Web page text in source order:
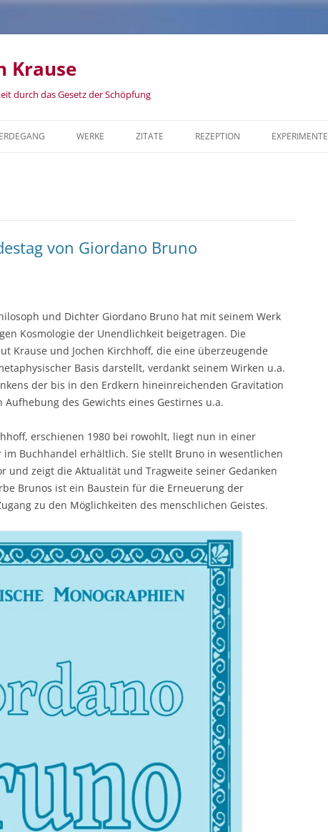
Krause
durch das Gesetz der Schöpfung
WERKE ZITATE REZEPTION EXPERIMENTE
von Giordano Bruno
und Dichter Giordano Bruno hat mit seinem Werk
Kosmologie der Unendlichkeit beigetragen. Die
Krause und Jochen Kirchhoff, die eine überzeugende
Basis darstellt, verdankt seinem Wirken u.a.
der bis in den Erdkern hineinreichenden Gravitation
des Gewichts eines Gestirnes u.a.
erschienen 1980 bei rowohlt, liegt nun in einer
Buchhandel erhältlich. Sie stellt Bruno in wesentlichen
und zeigt die Aktualität und Tragweite seiner Gedanken
Brunos ist ein Baustein für die Erneuerung der
zu den Möglichkeiten des menschlichen Geistes.